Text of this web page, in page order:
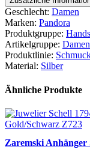
Geschlecht: Damen
Marken: Pandora
Produktgruppe:
Artikelgruppe:
Produktlinie:
Material: Silber
Ähnliche Produkte
Zaremski Anhänger